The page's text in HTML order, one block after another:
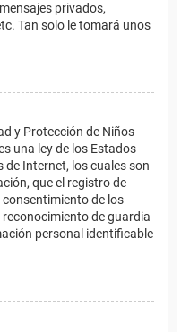
privados,
Tan solo le tomará unos
y Protección de Niños
una ley de los Estados
de Internet, los cuales son
que el registro de
de los
de guardia
personal identificable